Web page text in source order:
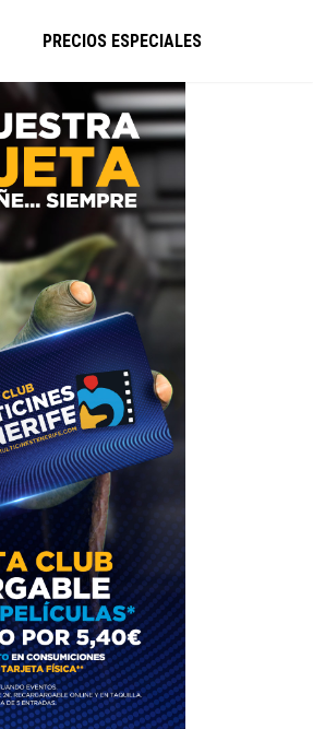
PRECIOS ESPECIALES